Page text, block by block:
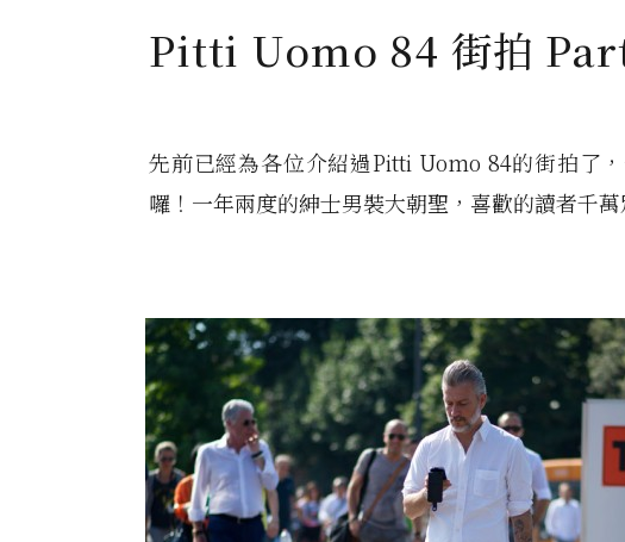
Pitti Uomo 84 街拍
先前已經為各位介紹過Pitti Uomo 84的街拍了
囉！一年兩度的紳士男裝大朝聖，喜歡的讀者千萬